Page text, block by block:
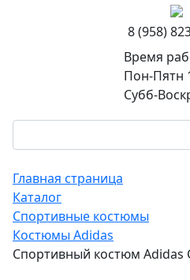
8 (958)
Время
Пон-Пятн
Субб-
Главная страница
Каталог
Спортивные костюмы
Костюмы Adidas
Спортивный костюм Adidas